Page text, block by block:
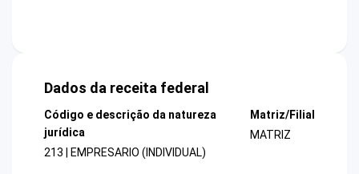
Dados da receita federal
Código e descrição da natureza
jurídica
213 | EMPRESARIO (INDIVIDUAL)
Matriz/Filial
MATRIZ